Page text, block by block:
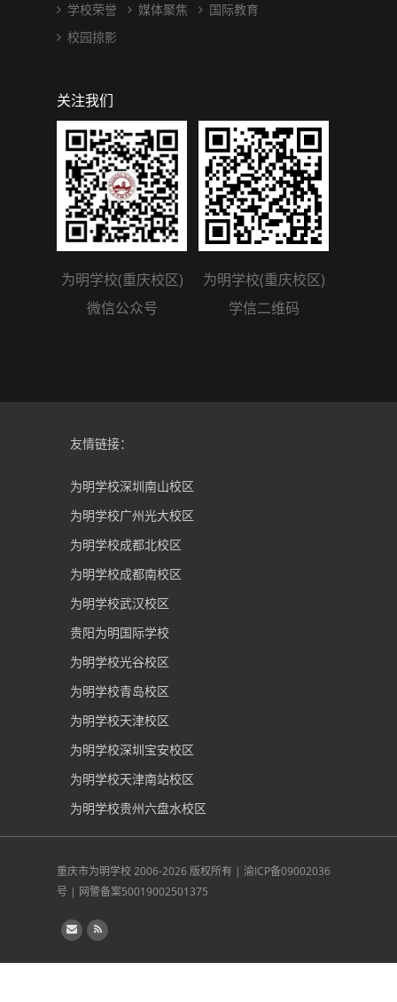
学校荣誉
校园掠影
媒体聚焦
国际教育
关注我们
为明学校(重庆校区)
微信公众号
为明学校(重庆校区)
学信二维码
友情链接：
为明学校深圳南山校区
为明学校广州光大校区
为明学校成都北校区
为明学校成都南校区
为明学校武汉校区
贵阳为明国际学校
为明学校光谷校区
为明学校青岛校区
为明学校天津校区
为明学校深圳宝安校区
为明学校天津南站校区
为明学校贵州六盘水校区
重庆市为明学校2006-2026 版权所有 | 渝ICP备09002036
号 | 网警备案50019002501375